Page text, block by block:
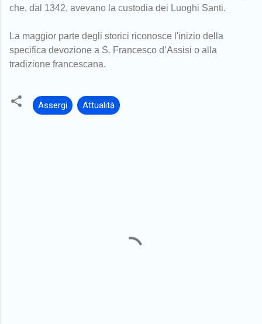
che, dal 1342, avevano la custodia dei Luoghi Santi.
La maggior parte degli storici riconosce l'inizio della
specifica devozione a S. Francesco d’Assisi o alla
tradizione francescana.
Assergi Attualità